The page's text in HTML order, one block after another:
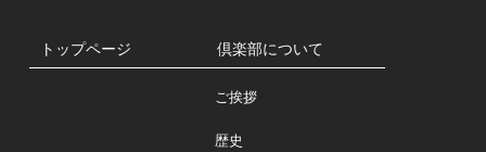
トップページ 倶楽部について
ご挨拶
歴史